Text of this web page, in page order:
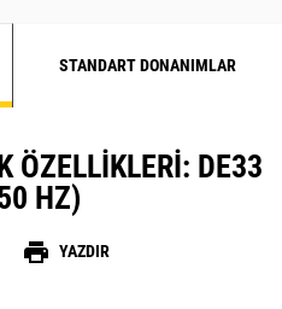
STANDART DONANIMLAR
ÖZELLIKLERI: DE33
HZ)
print YAZDIR